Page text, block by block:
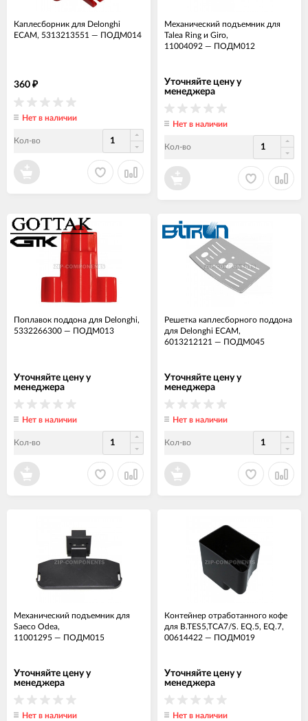
Каплесборник для Delonghi
ECAM, 5313213551 — ПОДМ014
360 ₽
Нет в наличии
Кол-во
Механический подъемник для
Talea Ring и Giro,
11004092 — ПОДМ012
Уточняйте цену у
менеджера
Нет в наличии
Кол-во
Поплавок поддона для Delonghi,
5332266300 — ПОДМ013
Уточняйте цену у
менеджера
Нет в наличии
Кол-во
Решетка каплесборного поддона
для Delonghi ECAM,
6013212121 — ПОДМ045
Уточняйте цену у
менеджера
Нет в наличии
Кол-во
Механический подъемник для
Saeco Odea,
11001295 — ПОДМ015
Уточняйте цену у
менеджера
Нет в наличии
Контейнер отработанного кофе
для B.TES5,TCA7/S. EQ.5, EQ.7,
00614422 — ПОДМ019
Уточняйте цену у
менеджера
Нет в наличии